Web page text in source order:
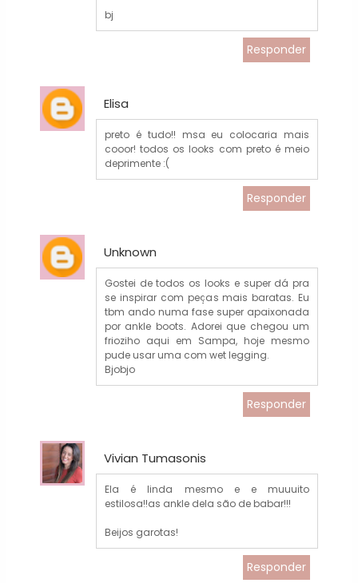
bj
Responder
Elisa
preto é tudo!! msa eu colocaria mais
cooor! todos os looks com preto é meio
deprimente :(
Responder
Unknown
Gostei de todos os looks e super dá pra
se inspirar com peças mais baratas. Eu
tbm ando numa fase super apaixonada
por ankle boots. Adorei que chegou um
frioziho aqui em Sampa, hoje mesmo
pude usar uma com wet legging.
Bjobjo
Responder
Vivian Tumasonis
Ela é linda mesmo e e muuuito
estilosa!!as ankle dela são de babar!!!
Beijos garotas!
Responder